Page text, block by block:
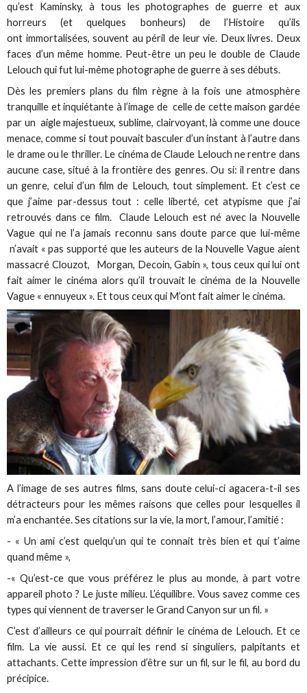
qu’est Kaminsky, à tous les photographes de guerre et aux
horreurs (et quelques bonheurs) de l’Histoire qu’ils
ont immortalisées, souvent au péril de leur vie. Deux livres. Deux
faces d’un même homme. Peut-être un peu le double de Claude
Lelouch qui fut lui-même photographe de guerre à ses débuts.
Dès les premiers plans du film règne à la fois une atmosphère
tranquille et inquiétante à l’image de celle de cette maison gardée
par un aigle majestueux, sublime, clairvoyant, là comme une douce
menace, comme si tout pouvait basculer d’un instant à l’autre dans
le drame ou le thriller. Le cinéma de Claude Lelouch ne rentre dans
aucune case, situé à la frontière des genres. Ou si: il rentre dans
un genre, celui d’un film de Lelouch, tout simplement. Et c’est ce
que j’aime par-dessus tout : celle liberté, cet atypisme que j’ai
retrouvés dans ce film. Claude Lelouch est né avec la Nouvelle
Vague qui ne l’a jamais reconnu sans doute parce que lui-même
n’avait « pas supporté que les auteurs de la Nouvelle Vague aient
massacré Clouzot, Morgan, Decoin, Gabin », tous ceux qui lui ont
fait aimer le cinéma alors qu’il trouvait le cinéma de la Nouvelle
Vague « ennuyeux ». Et tous ceux qui M’ont fait aimer le cinéma.
A l’image de ses autres films, sans doute celui-ci agacera-t-il ses
détracteurs pour les mêmes raisons que celles pour lesquelles il
m’a enchantée. Ses citations sur la vie, la mort, l’amour, l’amitié :
- « Un ami c’est quelqu’un qui te connait très bien et qui t’aime
quand même »,
-« Qu’est-ce que vous préférez le plus au monde, à part votre
appareil photo ? Le juste milieu. L’équilibre. Vous savez comme ces
types qui viennent de traverser le Grand Canyon sur un fil. »
C’est d’ailleurs ce qui pourrait définir le cinéma de Lelouch. Et ce
film. La vie aussi. Et ce qui les rend si singuliers, palpitants et
attachants. Cette impression d’être sur un fil, sur le fil, au bord du
précipice.